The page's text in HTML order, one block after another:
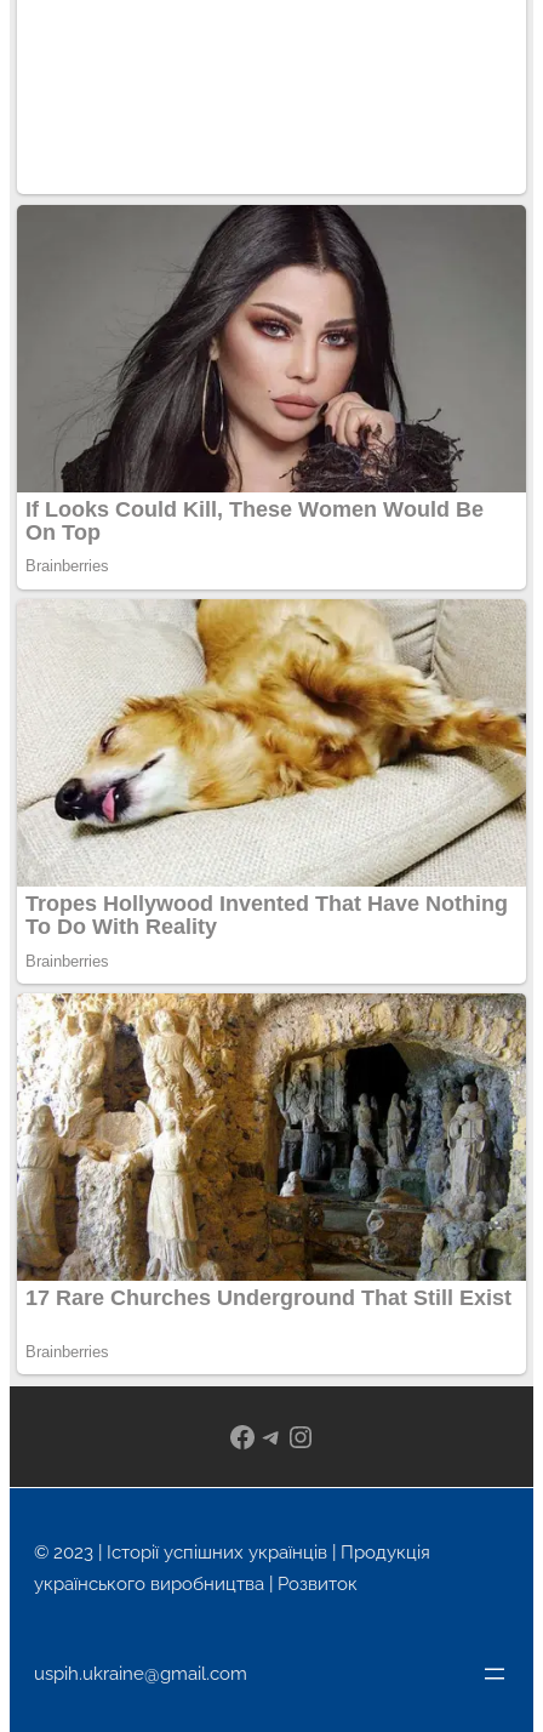
Facebook
Telegram
Instagram
© 2023 | Історії успішних українців | Продукція
українського виробництва | Розвиток
uspih.ukraine@gmail.com